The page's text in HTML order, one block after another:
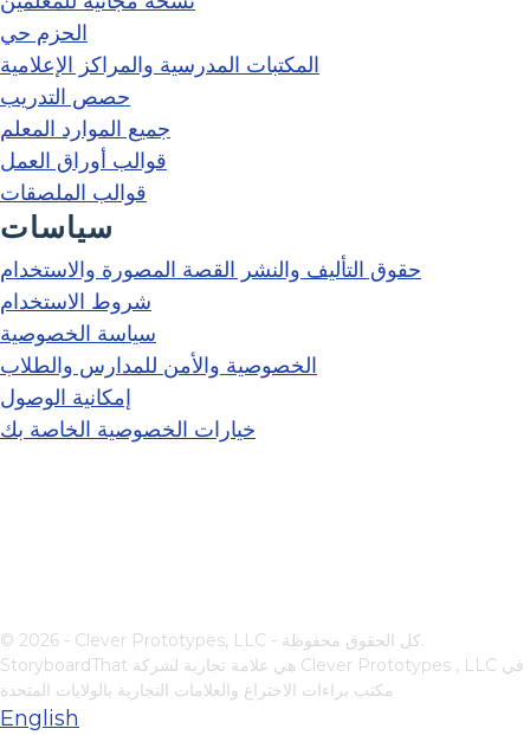
الحزم حي
المكتبات المدرسية والمراكز الإعلامية
حصص التدريب
جميع الموارد المعلم
قوالب أوراق العمل
قوالب الملصقات
سياسات
حقوق التأليف والنشر القصة المصورة والاستخدام
شروط الاستخدام
سياسة الخصوصية
الخصوصية والأمن للمدارس والطلاب
إمكانية الوصول
خيارات الخصوصية الخاصة بك
© 2026 - Clever Prototypes, LLC - كل الحقوق محفوظة.
Clever Prototypes , LLC
مكتب براءات الاختراع والعلامات التجارية بالولايات المتحدة
English